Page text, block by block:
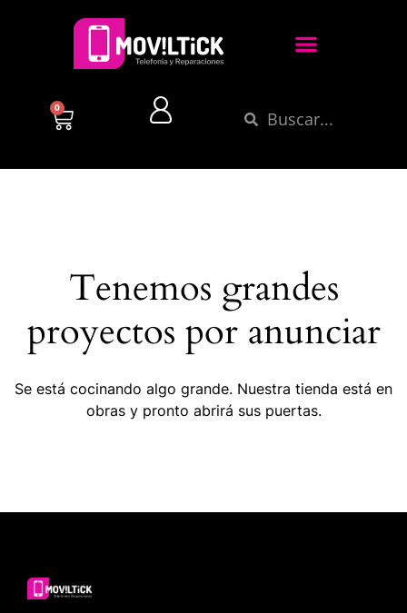
0
Tenemos grandes
proyectos por anunciar
Se está cocinando algo grande. Nuestra tienda está en
obras y pronto abrirá sus puertas.